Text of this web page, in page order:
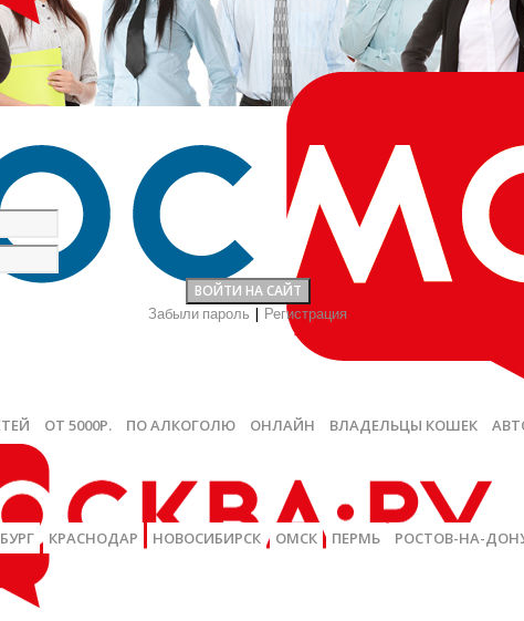
Забыли пароль Регистрация
ОТ 5000Р. ПО АЛКОГОЛЮ ОНЛАЙН ВЛАДЕЛЬЦЫ КОШЕК
КРАСНОДАР НОВОСИБИРСК ОМСК ПЕРМЬ РОСТОВ-НА-